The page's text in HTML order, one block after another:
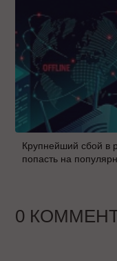
Крупнейший сбой в
попасть на
0